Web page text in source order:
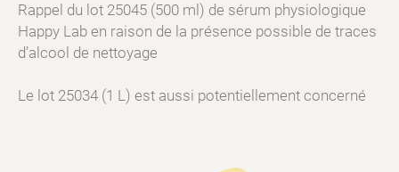
Rappel du lot 25045 (500 ml) de sérum physiologique
Happy Lab en raison de la présence possible de traces
d’alcool de nettoyage
Le lot 25034 (1 L) est aussi potentiellement concerné